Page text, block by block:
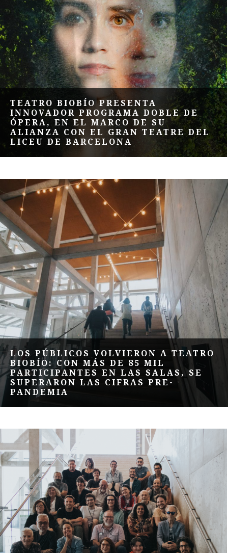
TEATRO BIOBÍO PRESENTA
INNOVADOR PROGRAMA DOBLE DE
ÓPERA, EN EL MARCO DE SU
ALIANZA CON EL GRAN TEATRE DEL
LICEU DE BARCELONA
LOS PÚBLICOS VOLVIERON A TEATRO
BIOBÍO: CON MÁS DE 85 MIL
PARTICIPANTES EN LAS SALAS, SE
SUPERARON LAS CIFRAS PRE-
PANDEMIA